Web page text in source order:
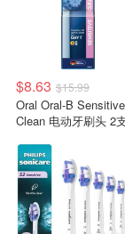
$8.63 $15.99
Oral Oral-B Sensitive
Clean 电动牙刷头 2